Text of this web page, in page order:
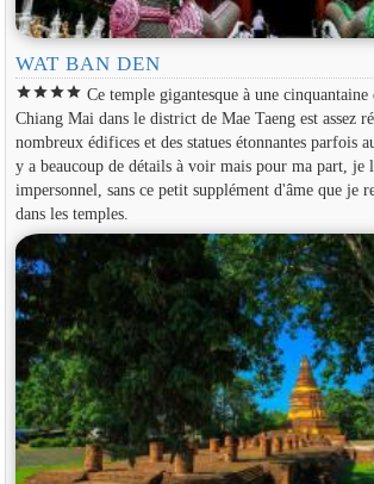
WAT BAN DEN
starstarstarstar Ce temple gigantesque à une
Chiang Mai dans le district de Mae Taeng est assez
nombreux édifices et des statues étonnantes parfois
y a beaucoup de détails à voir mais pour ma part, je
impersonnel, sans ce petit supplément d'âme que je
dans les temples.